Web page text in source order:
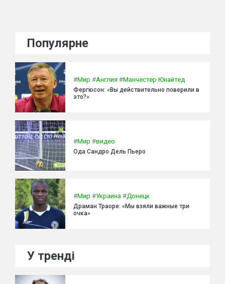
Популярне
#Мир #Англия #Манчестер Юнайтед
Фергюсон: «Вы действительно поверили в
это?»
#Мир #видео
Ода Сандро Дель Пьеро
#Мир #Украина #Донецк
Драман Траоре: «Мы взяли важные три
очка»
У тренді